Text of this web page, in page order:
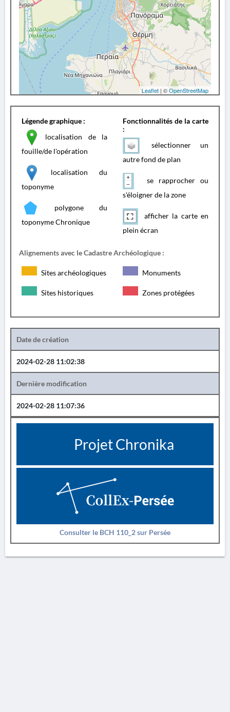
Leaflet | ©OpenStreetMap
Légende graphique :
localisation de la
fouille/de l'opération
localisation du
toponyme
polygone du
toponyme Chronique
Fonctionnalités de la carte
:
sélectionner un
autre fond de plan
se rapprocher ou
s'éloigner de la zone
afficher la carte en
plein écran
Alignements avec le Cadastre Archéologique :
Sites archéologiques Monuments
Sites historiques Zones protégées
Date de création
2024-02-28 11:02:38
Dernière modification
2024-02-28 11:07:36
Projet Chronika
Consulter le BCH 110_2 sur Persée